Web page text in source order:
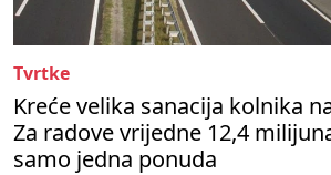
Tvrtke
Kreće velika sanacija kolnika
Za radove vrijedne 12,4
samo jedna ponuda